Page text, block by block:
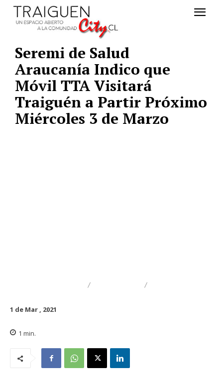
Seremi de Salud
Araucanía Indico que
Móvil TTA Visitará
Traiguén a Partir Próximo
Miércoles 3 de Marzo
1 de Mar , 2021
1 min.